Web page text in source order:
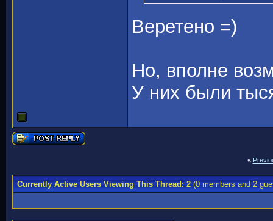
Веретено =)
Но, вполне
У них были
«
Currently Active Users Viewing This Thread: 2(0 members and 2